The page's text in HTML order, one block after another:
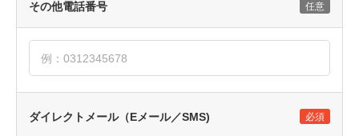
その他電話番号 任意
ダイレクトメール（Eメール／SMS) 必須